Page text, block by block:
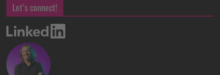
Let’s connect!